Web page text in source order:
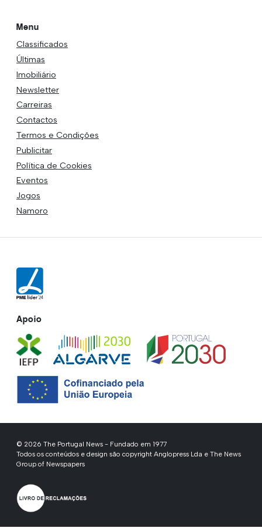
Menu
Classificados
Últimas
Imobiliário
Newsletter
Carreiras
Contactos
Termos e Condições
Publicitar
Política de Cookies
Eventos
Jogos
Namoro
Apoio
© 2026 The Portugal News - Fundado em 1977
Todos os conteúdos e design são copyright Anglopress Lda e The News
Group of Newspapers